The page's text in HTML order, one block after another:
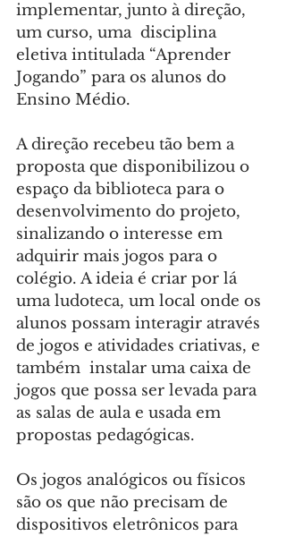
implementar, junto à direção,
um curso, uma  disciplina
eletiva intitulada “Aprender
Jogando” para os alunos do
Ensino Médio.
A direção recebeu tão bem a
proposta que disponibilizou o
espaço da biblioteca para o
desenvolvimento do projeto,
sinalizando o interesse em
adquirir mais jogos para o
colégio. A ideia é criar por lá
uma ludoteca, um local onde os
alunos possam interagir através
de jogos e atividades criativas, e
também  instalar uma caixa de
jogos que possa ser levada para
as salas de aula e usada em
propostas pedagógicas.
Os jogos analógicos ou físicos
são os que não precisam de
dispositivos eletrônicos para